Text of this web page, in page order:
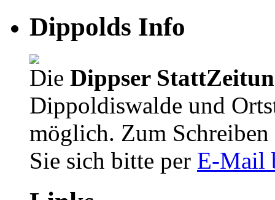
Dippolds Info
Die Dippser
Dippoldiswalde und
möglich. Zum
Sie sich bitte per E-Mail